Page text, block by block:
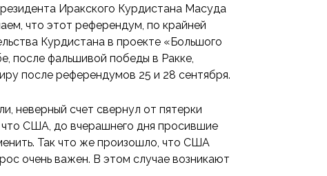
Иракского Курдистана Масуда
что этот референдум, по крайней
Курдистана в проекте «Большого
после фальшивой победы в Ракке,
после референдумов 25 и 28 сентября.
неверный счет свернул от пятерки
США, до вчерашнего дня просившие
Так что же произошло, что США
очень важен. В этом случае возникают